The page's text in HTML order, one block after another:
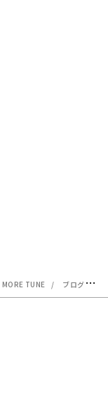
TUNE ブログ一覧